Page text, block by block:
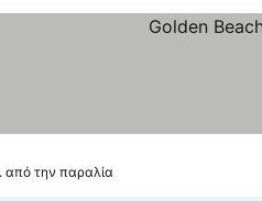
τιμών
από την παραλία